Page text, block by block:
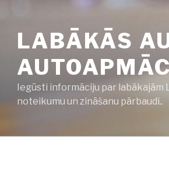
LABĀKĀS
Iegūsti informāciju par labākajām
noteikumu un zināšanu pārbaudi..